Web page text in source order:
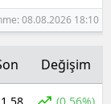
08.08.2026 18:10
Değişim